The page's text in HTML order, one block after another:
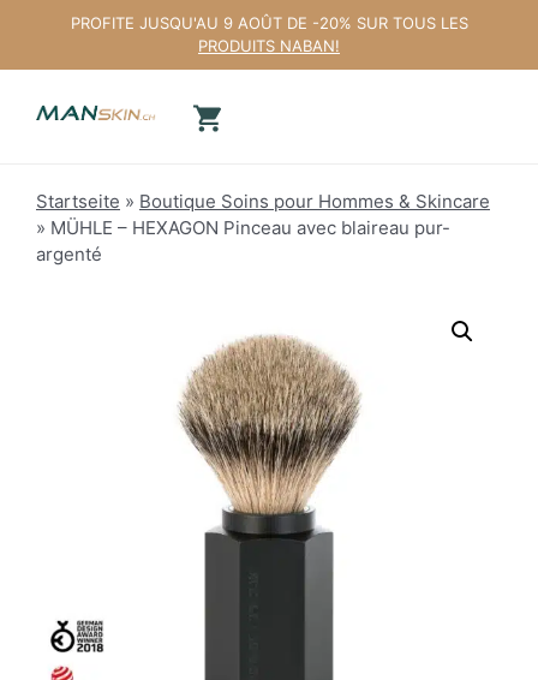
contenu
PROFITE JUSQU'AU 9 AOÛT DE -20% SUR TOUS LES
PRODUITS NABAN!
Startseite » Boutique Soins pour Hommes & Skincare
» MÜHLE – HEXAGON Pinceau avec blaireau pur-
argenté